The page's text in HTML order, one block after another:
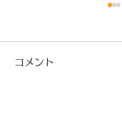
コメント